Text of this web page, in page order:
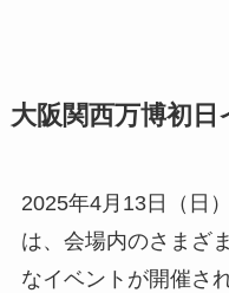
大阪関西万博初日
2025年4月13日（日
は、会場内のさまざ
なイベントが開催さ